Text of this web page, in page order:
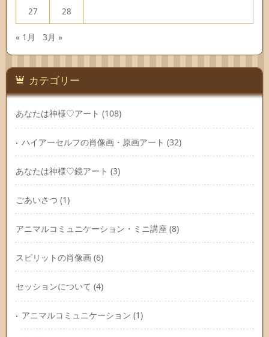
27 28
« 1月 3月 »
カテゴリー
あなたは神様♡アート (108)
ハイアーセルフの肖像画・原画アート (32)
あなたは神様♡鏡アート (3)
ごあいさつ (1)
アニマルコミュニケーション・ミニ講座 (8)
スピリットの肖像画 (6)
セッションについて (4)
アニマルコミュニケーション (1)